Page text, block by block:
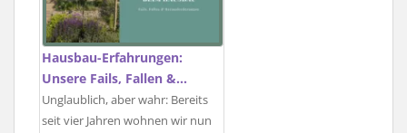
Hausbau-Erfahrungen:
Unsere Fails, Fallen &…
Unglaublich, aber wahr: Bereits
seit vier Jahren wohnen wir nun